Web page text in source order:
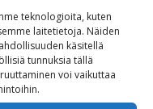
teknologioita, kuten
laitetietoja. Näiden
käsitellä
tunnuksia tällä
voi vaikuttaa